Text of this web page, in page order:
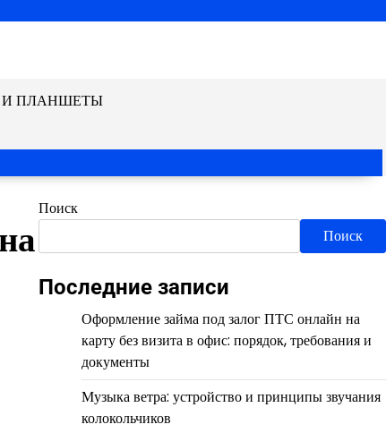
И ПЛАНШЕТЫ
Поиск
Поиск
Последние записи
Оформление займа под залог ПТС онлайн на
карту без визита в офис: порядок, требования и
документы
Музыка ветра: устройство и принципы звучания
колокольчиков